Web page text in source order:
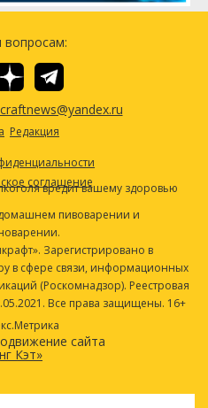
вопросам:
Редакция
соглашение
вредит вашему здоровью
пивоварении и
Зарегистрировано в
в сфере связи, информационных
(Роскомнадзор). Реестровая
Все права защищены. 16+
сайта
Кэт»